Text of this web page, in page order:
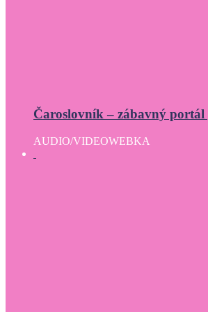
Čaroslovník – zábavný portál
AUDIO/VIDEOWEBKA